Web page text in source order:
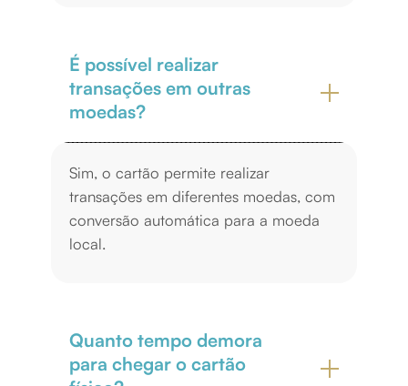
É possível realizar
transações em outras
moedas?
Sim, o cartão permite realizar
transações em diferentes moedas, com
conversão automática para a moeda
local.
Quanto tempo demora
para chegar o cartão